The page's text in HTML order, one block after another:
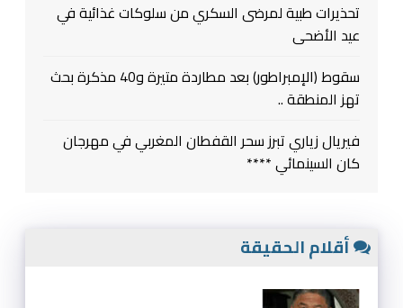
تحذيرات طبية لمرضى السكري من سلوكات غذائية في
عيد الأضحى
سقوط (الإمبراطور) بعد مطاردة متيرة و40 مذكرة بحث
تهز المنطقة ..
فيريال زياري تبرز سحر القفطان المغربي في مهرجان
كان السينمائي ****
أقلام الحقيقة